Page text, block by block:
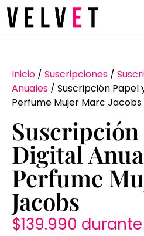
Inicio / Suscripciones /
Anuales / Suscripción Papel
Perfume Mujer Marc Jacobs
Suscripción
Digital
Perfume
Jacobs
$139.990 durante